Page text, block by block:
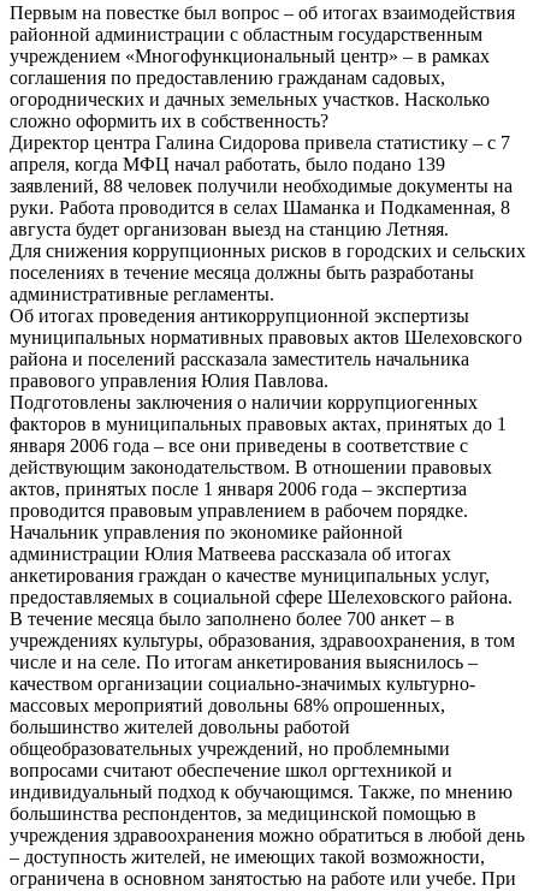
Первым на повестке был вопрос – об итогах взаимодействия
районной администрации с областным государственным
учреждением «Многофункциональный центр» – в рамках
соглашения по предоставлению гражданам садовых,
огороднических и дачных земельных участков. Насколько
сложно оформить их в собственность?
Директор центра Галина Сидорова привела статистику – с 7
апреля, когда МФЦ начал работать, было подано 139
заявлений, 88 человек получили необходимые документы на
руки. Работа проводится в селах Шаманка и Подкаменная, 8
августа будет организован выезд на станцию Летняя.
Для снижения коррупционных рисков в городских и сельских
поселениях в течение месяца должны быть разработаны
административные регламенты.
Об итогах проведения антикоррупционной экспертизы
муниципальных нормативных правовых актов Шелеховского
района и поселений рассказала заместитель начальника
правового управления Юлия Павлова.
Подготовлены заключения о наличии коррупциогенных
факторов в муниципальных правовых актах, принятых до 1
января 2006 года – все они приведены в соответствие с
действующим законодательством. В отношении правовых
актов, принятых после 1 января 2006 года – экспертиза
проводится правовым управлением в рабочем порядке.
Начальник управления по экономике районной
администрации Юлия Матвеева рассказала об итогах
анкетирования граждан о качестве муниципальных услуг,
предоставляемых в социальной сфере Шелеховского района.
В течение месяца было заполнено более 700 анкет – в
учреждениях культуры, образования, здравоохранения, в том
числе и на селе. По итогам анкетирования выяснилось –
качеством организации социально-значимых культурно-
массовых мероприятий довольны 68% опрошенных,
большинство жителей довольны работой
общеобразовательных учреждений, но проблемными
вопросами считают обеспечение школ оргтехникой и
индивидуальный подход к обучающимся. Также, по мнению
большинства респондентов, за медицинской помощью в
учреждения здравоохранения можно обратиться в любой день
– доступность жителей, не имеющих такой возможности,
ограничена в основном занятостью на работе или учебе. При